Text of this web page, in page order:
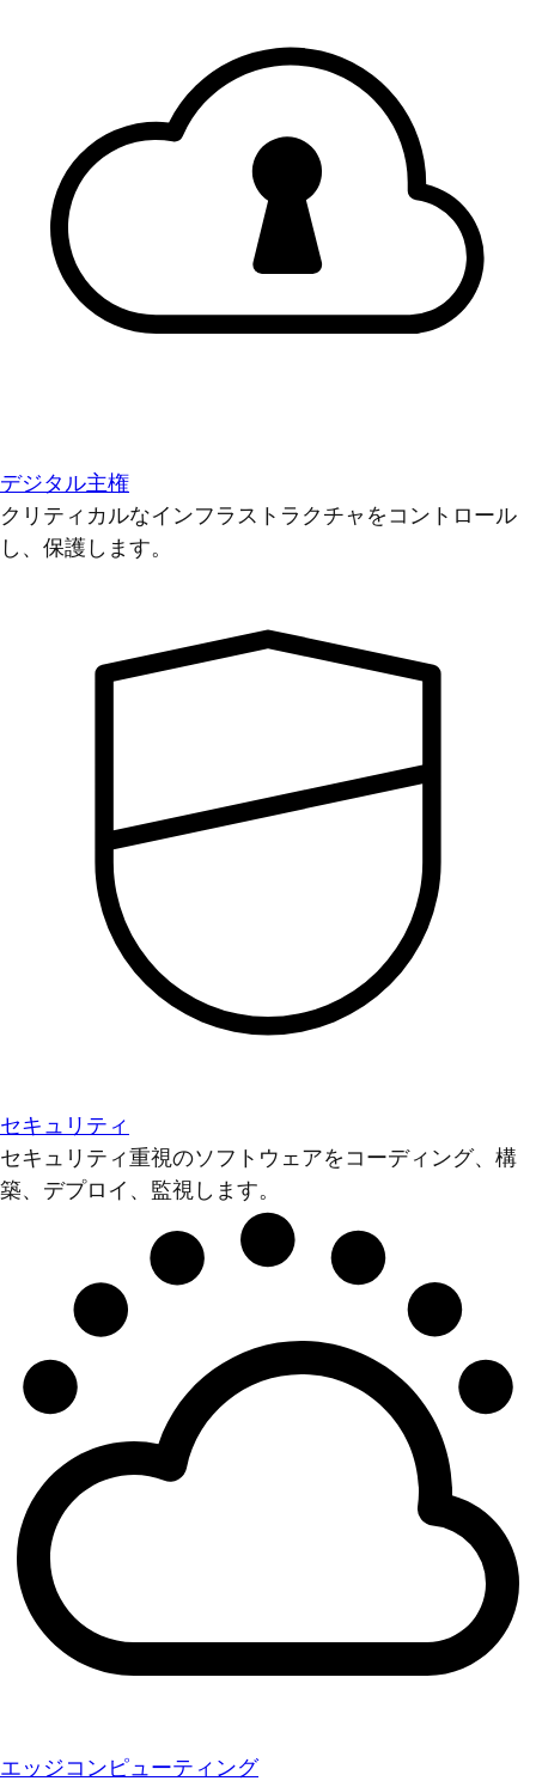
デジタル主権
クリティカルなインフラストラクチャをコントロール
し、保護します。
セキュリティ
セキュリティ重視のソフトウェアをコーディング、構
築、デプロイ、監視します。
エッジコンピューティング